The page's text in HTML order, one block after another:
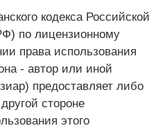
кодекса Российской
по лицензионному
права использования
- автор или иной
предоставляет либо
стороне
этого